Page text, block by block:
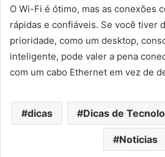
O Wi-Fi é ótimo, mas as conexões
rápidas e confiáveis. Se você tiver
prioridade, como um desktop,
inteligente, pode valer a pena
com um cabo Ethernet em vez de
dicas Dicas de
Noticias